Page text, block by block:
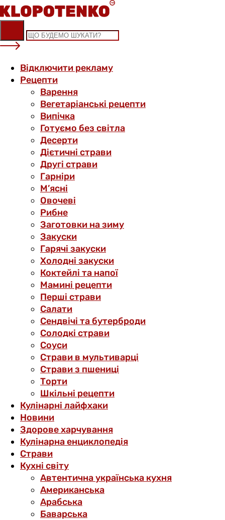
Skip
to
content
Відключити рекламу
Рецепти
Варення
Вегетаріанські рецепти
Випічка
Готуємо без світла
Десерти
Дієтичні страви
Другі страви
Гарніри
М’ясні
Овочеві
Рибне
Заготовки на зиму
Закуски
Гарячі закуски
Холодні закуски
Коктейлі та напої
Мамині рецепти
Перші страви
Салати
Сендвічі та бутерброди
Солодкі страви
Соуси
Страви в мультиварці
Страви з пшениці
Торти
Шкільні рецепти
Кулінарні лайфхаки
Новини
Здорове харчування
Кулінарна енциклопедія
Страви
Кухні світу
Автентична українська кухня
Американська
Арабська
Баварська